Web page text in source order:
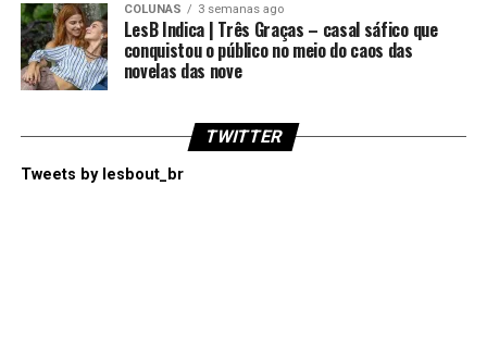
COLUNAS 3 semanas ago
LesB Indica | Três Graças – casal sáfico que
conquistou o público no meio do caos das
novelas das nove
TWITTER
Tweets by lesbout_br